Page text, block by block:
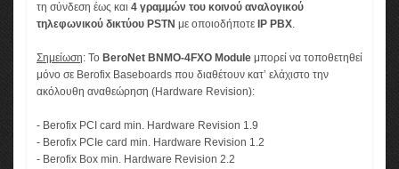
τη σύνδεση έως και 4 γραμμών του κοινού αναλογικού
τηλεφωνικού δικτύου PSTN με οποιοδήποτε IP PBX.
Σημείωση: Το ΒeroNet BNMO-4FXΟ Module μπορεί να τοποθετηθεί
μόνο σε Berofix Baseboards που διαθέτουν κατ’ ελάχιστο την
ακόλουθη αναθεώρηση (Hardware Revision):
- Βerofix PCI card min. Hardware Revision 1.9
- Βerofix PCIe card min. Hardware Revision 1.2
- Βerofix Box min. Hardware Revision 2.2